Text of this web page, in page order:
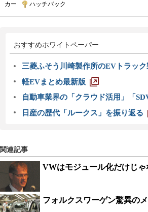
カー
ハッチバック
おすすめホワイトペーパー
三菱ふそう川崎製作所のEVトラッ
軽EVまとめ最新版
自動車業界の「クラウド活用」「
日産の歴代「ルークス」を振り返る
関連記事
VWはモジュール化だけじ
フォルクスワーゲン驚異の